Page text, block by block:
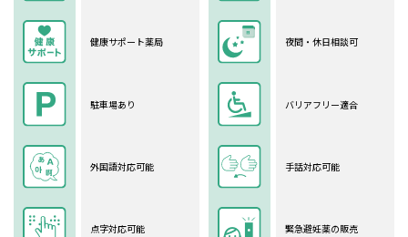
健康サポート薬局 夜間・休日相談可
駐車場あり バリアフリー適合
外国語対応可能 手話対応可能
点字対応可能 緊急避妊薬の販売